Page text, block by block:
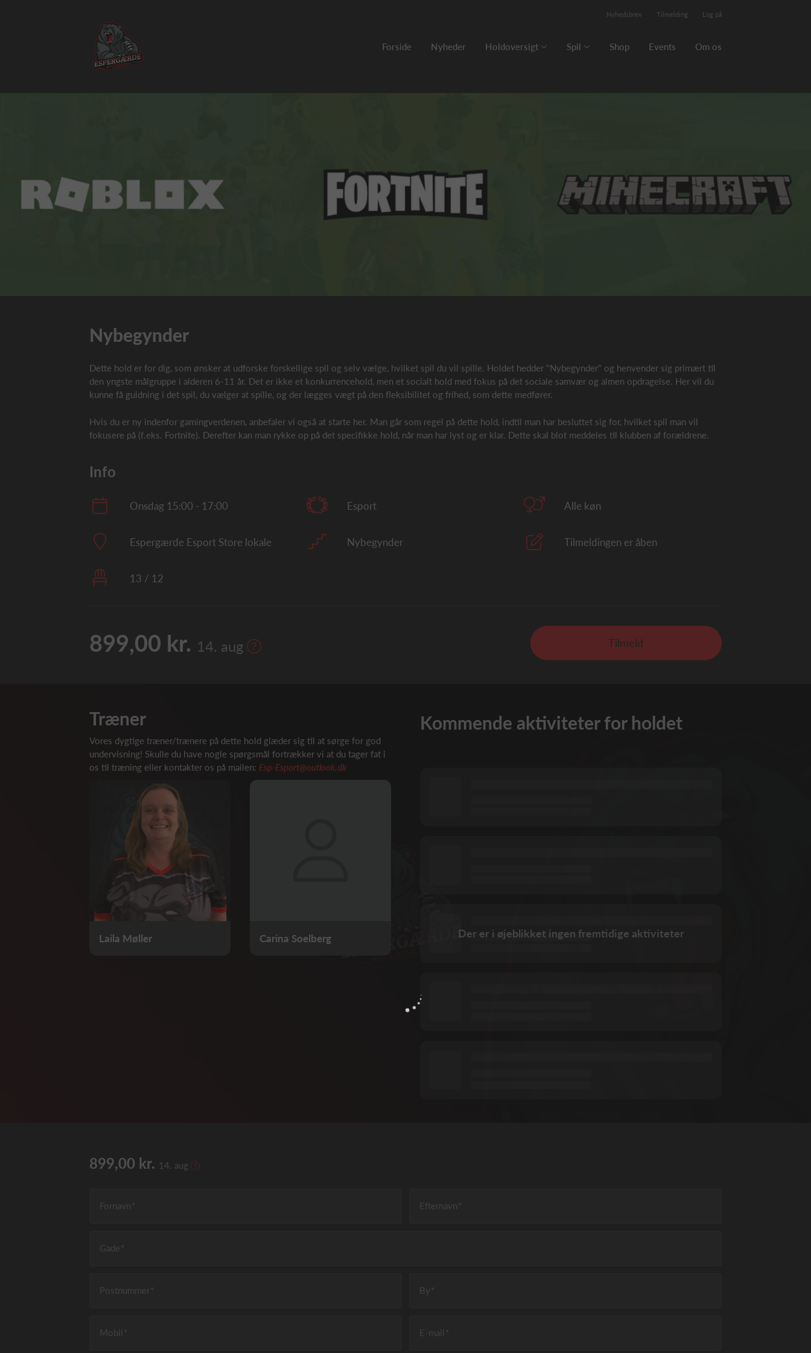
Nyhedsbrev Tilmelding Log på
Forside Nyheder Holdoversigt Spil Shop Events Om os
Nybegynder
Dette hold er for dig, som ønsker at udforske forskellige spil og selv vælge, hvilket spil du vil spille. Holdet hedder "Nybegynder" og henvender sig primært til
den yngste målgruppe i alderen 6-11 år. Det er ikke et konkurrencehold, men et socialt hold med fokus på det sociale samvær og almen opdragelse. Her vil du
kunne få guidning i det spil, du vælger at spille, og der lægges vægt på den fleksibilitet og frihed, som dette medfører.
Hvis du er ny indenfor gamingverdenen, anbefaler vi også at starte her. Man går som regel på dette hold, indtil man har besluttet sig for, hvilket spil man vil
fokusere på (f.eks. Fortnite). Derefter kan man rykke op på det specifikke hold, når man har lyst og er klar. Dette skal blot meddeles til klubben af forældrene.
Info
Onsdag 15:00 - 17:00 Esport Alle køn
Espergærde Esport Store lokale Nybegynder Tilmeldingen er åben
13 / 12
899,00 kr. 14. aug Tilmeld
Træner
Vores dygtige træner/trænere på dette hold glæder sig til at sørge for god
undervisning! Skulle du have nogle spørgsmål fortrækker vi at du tager fat i
os til træning eller kontakter os på mailen: Esp-Esport@outlook.dk
Laila Møller Carina Soelberg
Kommende aktiviteter for holdet
Der er i øjeblikket ingen fremtidige aktiviteter
899,00 kr. 14. aug
Fornavn Efternavn
Gade
Postnummer By
Mobil E-mail